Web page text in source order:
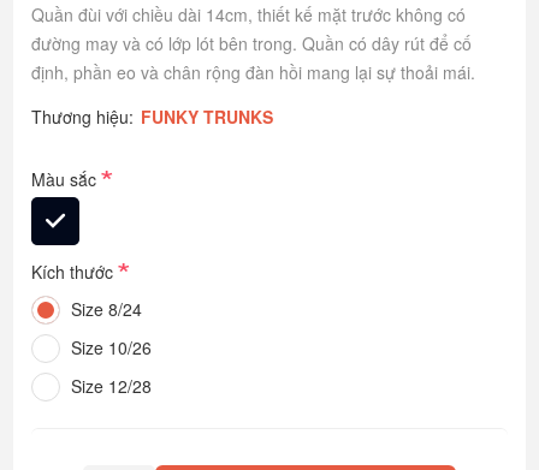
Quần đùi với chiều dài 14cm, thiết kế mặt trước không có
đường may và có lớp lót bên trong. Quần có dây rút để cố
định, phần eo và chân rộng đàn hồi mang lại sự thoải mái.
Thương hiệu: FUNKY TRUNKS
Màu sắc*
Kích thước*
Size 8/24
Size 10/26
Size 12/28